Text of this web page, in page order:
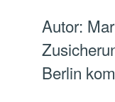
Autor:
Berlin